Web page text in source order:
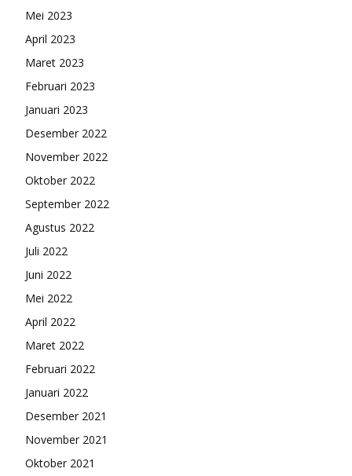
Mei 2023
April 2023
Maret 2023
Februari 2023
Januari 2023
Desember 2022
November 2022
Oktober 2022
September 2022
Agustus 2022
Juli 2022
Juni 2022
Mei 2022
April 2022
Maret 2022
Februari 2022
Januari 2022
Desember 2021
November 2021
Oktober 2021